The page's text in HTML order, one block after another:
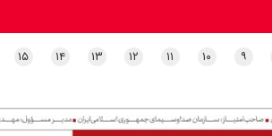
۹ ۱۰ ۱۱ ۱۲ ۱۳ ۱۴ ۱۵